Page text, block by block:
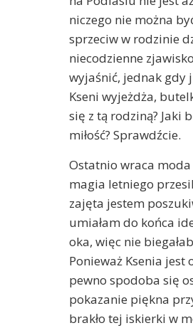
niczego nie można
sprzeciw w rodzinie
niecodzienne
wyjaśnić, jednak gdy
Kseni wyjeżdża,
się z tą rodziną? Jaki
miłość? Sprawdźcie.
Ostatnio wraca
magia letniego
zajęta jestem
umiałam do końca
oka, więc nie
Ponieważ Ksenia jest
pewno spodoba się
pokazanie piękna
brakło tej iskierki w